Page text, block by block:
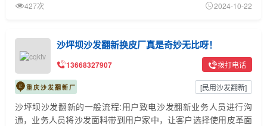
427次 2024-10-22
沙坪坝沙发翻新换皮厂真是奇妙无比呀！
13668327907 拨打电话
重庆沙发翻新厂 [民用沙发翻新]
沙坪坝沙发翻新的一般流程:用户致电沙发翻新业务人员进行沟
通，业务人员将沙发面料带到用户家中，让客户选择使用皮革面